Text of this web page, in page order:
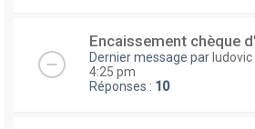
Encaissement chèque
Dernier message par ludovic
4:25 pm
Réponses : 10